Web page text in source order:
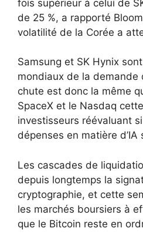
fois supérieur à celui de
de 25 %, a rapporté
volatilité de la Corée a
Samsung et SK Hynix
mondiaux de la demande
chute est donc la même
SpaceX et le Nasdaq
investisseurs réévaluant
dépenses en matière
Les cascades de
depuis longtemps la
cryptographie, et cette
les marchés boursiers à
que le Bitcoin reste en